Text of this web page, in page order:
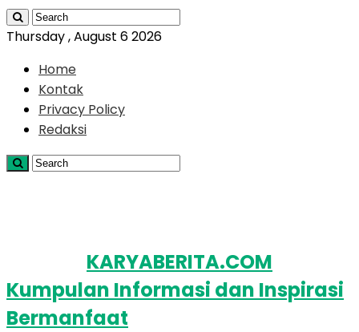
Thursday , August 6 2026
Home
Kontak
Privacy Policy
Redaksi
KARYABERITA.COM
Kumpulan Informasi dan Inspirasi
Bermanfaat